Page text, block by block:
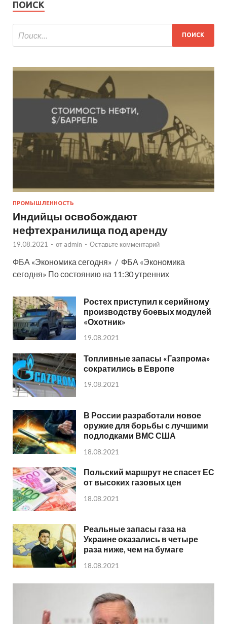
ПОИСК
ПРОМЫШЛЕННОСТЬ
Индийцы освобождают
нефтехранилища под аренду
19.08.2021 - от admin - Оставьте комментарий
ФБА «Экономика сегодня» / ФБА «Экономика
сегодня» По состоянию на 11:30 утренних
Ростех приступил к серийному
производству боевых модулей
«Охотник»
19.08.2021
Топливные запасы «Газпрома»
сократились в Европе
19.08.2021
В России разработали новое
оружие для борьбы с лучшими
подлодками ВМС США
18.08.2021
Польский маршрут не спасет ЕС
от высоких газовых цен
18.08.2021
Реальные запасы газа на
Украине оказались в четыре
раза ниже, чем на бумаге
18.08.2021